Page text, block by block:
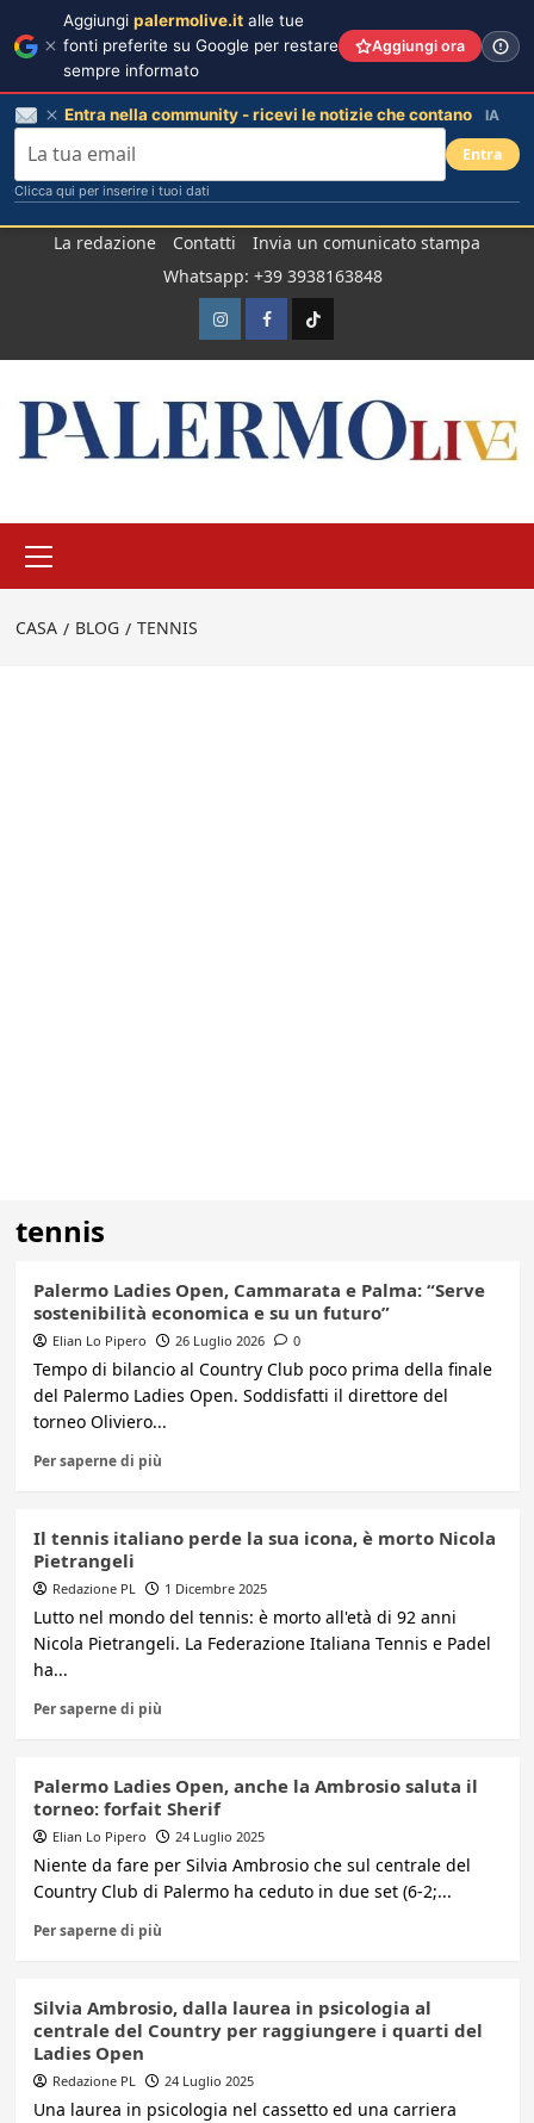
La redazione Contatti
Invia un comunicato stampa
Whatsapp: +39 3938163848
InstagramFacebook
TikTok
principale
CASA BLOG TENNIS
tennis
Palermo Ladies Open, Cammarata e Palma: “Serve
sostenibilità economica e su un futuro”
Elian Lo Pipero 26 Luglio 2026 0
Tempo di bilancio al Country Club poco prima della finale
del Palermo Ladies Open. Soddisfatti il direttore del
torneo Oliviero...
Per saperne di più
Il tennis italiano perde la sua icona, è morto Nicola
Pietrangeli
Redazione PL 1 Dicembre 2025
Lutto nel mondo del tennis: è morto all'età di 92 anni
Nicola Pietrangeli. La Federazione Italiana Tennis e Padel
ha...
Per saperne di più
Palermo Ladies Open, anche la Ambrosio saluta il
torneo: forfait Sherif
Elian Lo Pipero 24 Luglio 2025
Niente da fare per Silvia Ambrosio che sul centrale del
Country Club di Palermo ha ceduto in due set (6-2;...
Per saperne di più
Silvia Ambrosio, dalla laurea in psicologia al
centrale del Country per raggiungere i quarti del
Ladies Open
Redazione PL 24 Luglio 2025
Una laurea in psicologia nel cassetto ed una carriera
Aggiungi palermolive.it alle tue
fonti preferite su Google per restare
sempre informato
Aggiungi ora
Entra nella community - ricevi le notizie che contano IA
Entra
Clicca qui per inserire i tuoi dati